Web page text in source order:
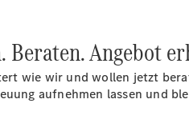
Angebot
wie wir und wollen jetzt
aufnehmen lassen und